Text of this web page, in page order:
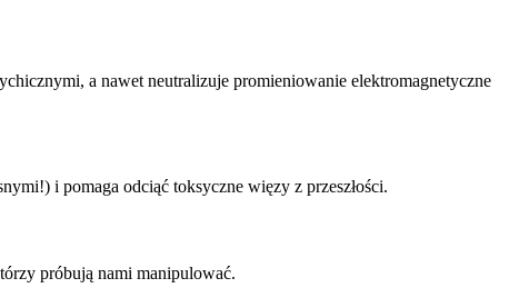
a nawet neutralizuje promieniowanie elektromagnetyczne
i pomaga odciąć toksyczne więzy z przeszłości.
próbują nami manipulować.